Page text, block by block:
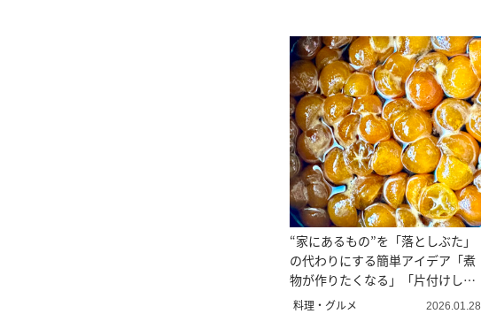
“家にあるもの”を「落としぶた」
の代わりにする簡単アイデア「煮
物が作りたくなる」「片付けしや
すい」
料理・グルメ 2026.01.28